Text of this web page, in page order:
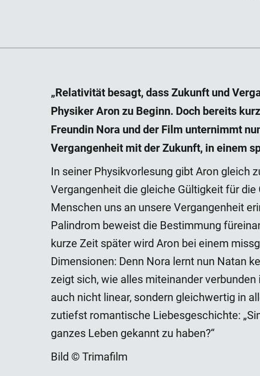
„Relativität besagt, dass Zukunft und
Physiker Aron zu Beginn. Doch bereits
Freundin Nora und der Film unternimmt
Vergangenheit mit der Zukunft, in einem
In seiner Physikvorlesung gibt Aron gleich
Vergangenheit die gleiche Gültigkeit für
Menschen uns an unsere Vergangenheit
Palindrom beweist die Bestimmung
kurze Zeit später wird Aron bei einem
Dimensionen: Denn Nora lernt nun Natan
zeigt sich, wie alles miteinander
auch nicht linear, sondern gleichwertig in
zutiefst romantische Liebesgeschichte:
ganzes Leben gekannt zu haben?“
Bild © Trimafilm